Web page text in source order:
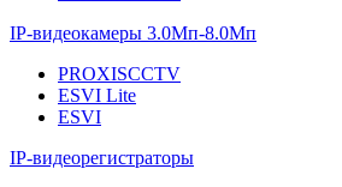
IP-видеокамеры 3.0Мп-8.0Мп
PROXISCCTV
ESVI Lite
ESVI
IP-видеорегистраторы